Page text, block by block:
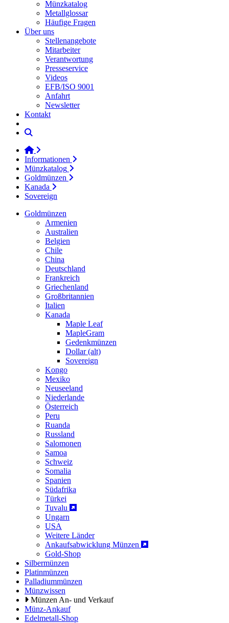
Münzkatalog
Metallglossar
Häufige Fragen
Über uns
Stellenangebote
Mitarbeiter
Verantwortung
Presseservice
Videos
EFB/ISO 9001
Anfahrt
Newsletter
Kontakt
Informationen
Münzkatalog
Goldmünzen
Kanada
Sovereign
Goldmünzen
Armenien
Australien
Belgien
Chile
China
Deutschland
Frankreich
Griechenland
Großbritannien
Italien
Kanada
Maple Leaf
MapleGram
Gedenkmünzen
Dollar (alt)
Sovereign
Kongo
Mexiko
Neuseeland
Niederlande
Österreich
Peru
Ruanda
Russland
Salomonen
Samoa
Schweiz
Somalia
Spanien
Südafrika
Türkei
Tuvalu
Ungarn
USA
Weitere Länder
Ankaufsabwicklung Münzen
Gold-Shop
Silbermünzen
Platinmünzen
Palladiummünzen
Münzwissen
Münzen An- und Verkauf
Münz-Ankauf
Edelmetall-Shop